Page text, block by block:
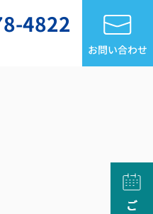
4822
お問い合わせ